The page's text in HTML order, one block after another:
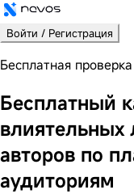
Войти / Регистрация
Бесплатная
Бесплатный
влиятельных
авторов по
аудиториям